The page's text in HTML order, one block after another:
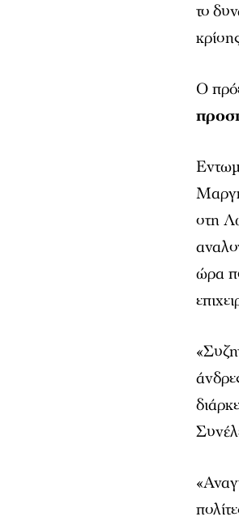
το
Ο
στη
ώρα